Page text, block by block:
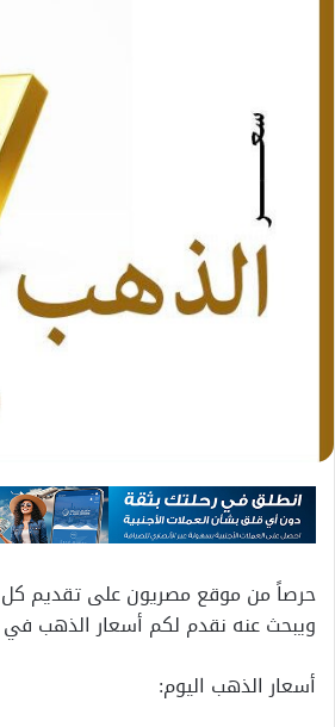
حرصاً من موقع مصريون على تقديم كل
ويبحث عنه نقدم لكم أسعار الذهب
أسعار الذهب اليوم: